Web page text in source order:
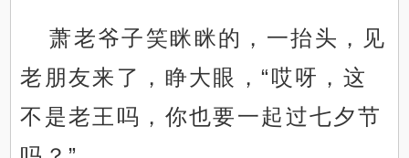
萧老爷子笑眯眯的，一抬头，见
老朋友来了，睁大眼，“哎呀，这
不是老王吗，你也要一起过七夕节